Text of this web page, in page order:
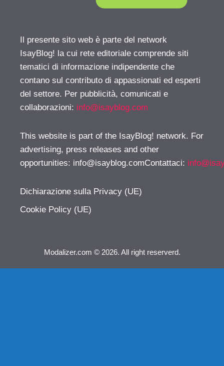
Il presente sito web è parte del network
IsayBlog! la cui rete editoriale comprende siti
tematici di informazione indipendente che
contano sul contributo di appassionati ed esperti
del settore. Per pubblicità, comunicati e
collaborazioni: info@isayblog.com
This website is part of the IsayBlog! network. For
advertising, press releases and other
opportunities: info@isayblog.comContattaci:
Dichiarazione sulla Privacy (UE)
Cookie Policy (UE)
Modalizer.com © 2026. All right reserverd.